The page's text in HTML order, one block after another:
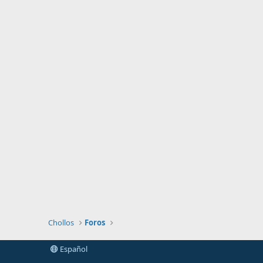
Chollos Foros
Español